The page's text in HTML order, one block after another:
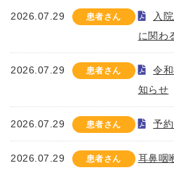
2026.07.29 患者さん
入
に関わ
2026.07.29 患者さん
令
知らせ
2026.07.29 患者さん 予
2026.07.29 患者さん 耳鼻咽